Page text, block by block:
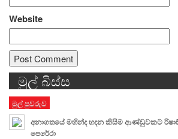
Website
Alternative:
මුල් බිස්ස
මුල් පුවරුව
අනාගතයේ මහින්ද හදන කිසිම ආණ්ඩුවකට
පෙරේරා